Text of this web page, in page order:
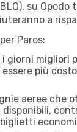
su
a
per Paros:
i giorni migliori
più
aeree che